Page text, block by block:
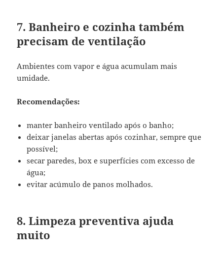
7. Banheiro e cozinha também
precisam de ventilação
Ambientes com vapor e água acumulam mais
umidade.
Recomendações:
manter banheiro ventilado após o banho;
deixar janelas abertas após cozinhar, sempre que
possível;
secar paredes, box e superfícies com excesso de
água;
evitar acúmulo de panos molhados.
8. Limpeza preventiva ajuda
muito